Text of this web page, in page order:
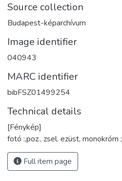
Source collection
Budapest-képarchívum
Image identifier
040943
MARC identifier
bibFSZ01499254
Technical details
[Fénykép]
fotó :,poz., zsel. ezüst, monokróm ;
Full item page